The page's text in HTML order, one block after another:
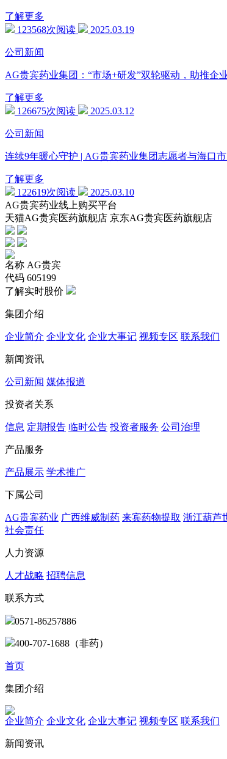
了解更多
123568次阅读
2025.03.19
公司新闻
AG贵宾药业集团：“市场+研发”双轮驱动，助推企
了解更多
126675次阅读
2025.03.12
公司新闻
连续9年暖心守护 | AG贵宾药业集团志愿者与海口
了解更多
122619次阅读
2025.03.10
AG贵宾药业线上购买平台
天猫AG贵宾医药旗舰店 京东AG贵宾医药旗舰店
名称 AG贵宾
代码 605199
了解实时股价
集团介绍
企业简介 企业文化 企业⼤事记 视频专区 联系我们
新闻资讯
公司新闻 媒体报道
投资者关系
信息 定期报告 临时公告 投资者服务 公司治理
产品服务
产品展示 学术推广
下属公司
AG贵宾药业 广西维威制药 来宾药物提取 浙江葫芦
社会责任
人力资源
人才战略 招聘信息
联系方式
0571-86257886
400-707-1688（非药）
首页
集团介绍
企业简介 企业文化 企业⼤事记 视频专区 联系我们
新闻资讯